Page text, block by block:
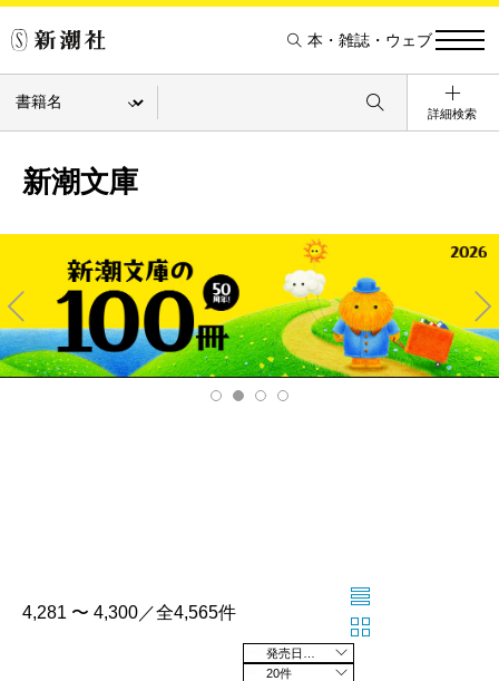
本・雑誌・ウェブ
詳細検索
新潮文庫
Pre
v
Ne
xt
4,281 〜 4,300／全4,565件
20件